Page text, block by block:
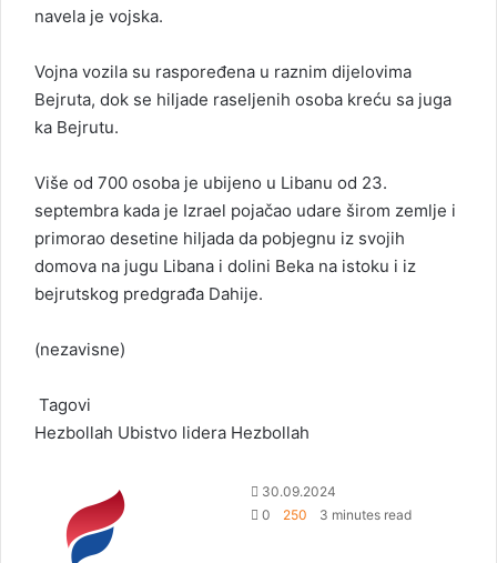
navela je vojska.
Vojna vozila su raspoređena u raznim dijelovima
Bejruta, dok se hiljade raseljenih osoba kreću sa juga
ka Bejrutu.
Više od 700 osoba je ubijeno u Libanu od 23.
septembra kada je Izrael pojačao udare širom zemlje i
primorao desetine hiljada da pobjegnu iz svojih
domova na jugu Libana i dolini Beka na istoku i iz
bejrutskog predgrađa Dahije.
(nezavisne)
Tagovi
Hezbollah Ubistvo lidera Hezbollah
30.09.2024
0
250 3 minutes read